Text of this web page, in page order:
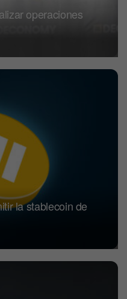
operaciones
la stablecoin de